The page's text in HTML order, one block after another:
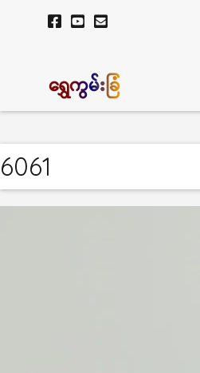
ရွှေကွမ်းခြံ
6061